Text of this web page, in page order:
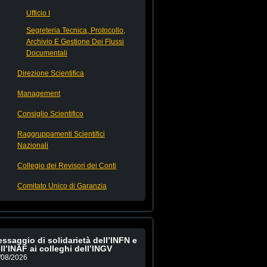
Ufficio I
Segreteria Tecnica, Protocollo,
Archivio E Gestione Dei Flussi
Documentali
Direzione Scientifica
Management
Consiglio Scientifico
Raggruppamenti Scientifici
Nazionali
Collegio dei Revisori dei Conti
Comitato Unico di Garanzia
di solidarietà dell’INFN e
ai colleghi dell’INGV
2026